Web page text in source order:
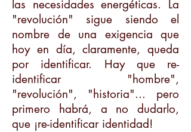
las necesidades energéticas. La
"revolución" sigue siendo el
nombre de una exigencia que
hoy en día, claramente, queda
por identificar. Hay que re-
identificar "hombre",
"revolución", "historia"... pero
primero habrá, a no dudarlo,
que ¡re-identificar identidad!